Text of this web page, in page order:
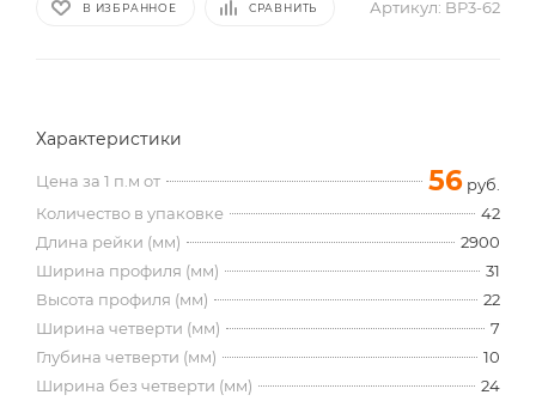
В ИЗБРАННОЕ СРАВНИТЬ Артикул: BP3-62
Характеристики
Цена за 1 п.м от 56 руб.
Количество в упаковке
42
Длина рейки (мм)
2900
Ширина профиля (мм)
31
Высота профиля (мм)
22
Ширина четверти (мм)
7
Глубина четверти (мм)
10
Ширина без четверти (мм)
24